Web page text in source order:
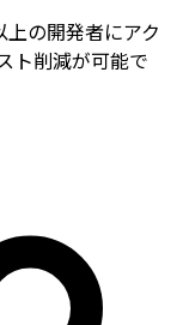
の開発者にアク
ト削減が可能で